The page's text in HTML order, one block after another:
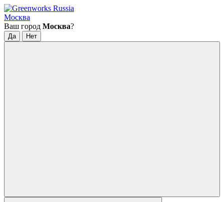
Москва
Ваш город Москва?